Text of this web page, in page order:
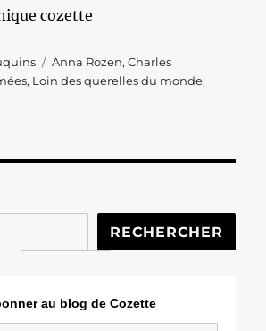
cozette
Étiquettes
Anna Rozen,Charles
, Loin des querelles du monde,
RECHERCHER
au blog de Cozette